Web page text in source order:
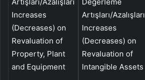
Increases
(Decreases) on
Revaluation of
Property, Plant
and Equipment
Artışları/Azalışları
Increases
(Decreases) on
Revaluation of
Intangible Assets